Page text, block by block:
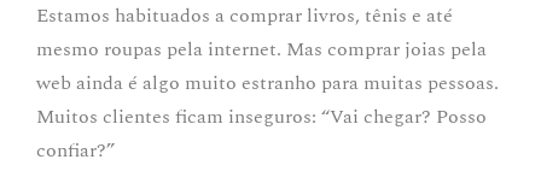
Estamos habituados a comprar livros, tênis e até
mesmo roupas pela internet. Mas comprar joias pela
web ainda é algo muito estranho para muitas pessoas.
Muitos clientes ficam inseguros: “Vai chegar? Posso
confiar?”